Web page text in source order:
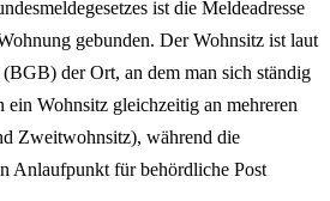
ist die Meldeadresse
gebunden. Der Wohnsitz ist laut
der Ort, an dem man sich ständig
ein Wohnsitz gleichzeitig an mehreren
Zweitwohnsitz), während die
Anlaufpunkt für behördliche Post